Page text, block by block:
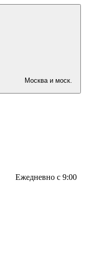
Москва и моск.
Ежедневно с 9:00